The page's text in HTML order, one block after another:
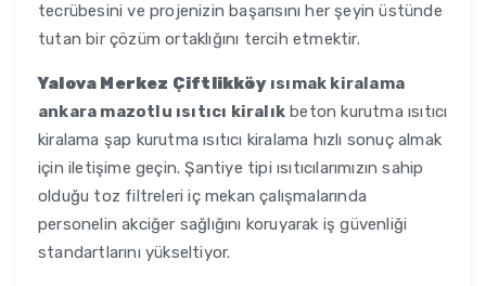
tecrübesini ve projenizin başarısını her şeyin üstünde
tutan bir çözüm ortaklığını tercih etmektir.
Yalova Merkez Çiftlikköyısımak kiralama
ankara mazotlu ısıtıcı kiralık beton kurutma ısıtıcı
kiralama şap kurutma ısıtıcı kiralama hızlı sonuç almak
için iletişime geçin. Şantiye tipi ısıtıcılarımızın sahip
olduğu toz filtreleri iç mekan çalışmalarında
personelin akciğer sağlığını koruyarak iş güvenliği
standartlarını yükseltiyor.